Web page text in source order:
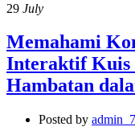
29 July
Memahami
Interaktif Kuis
Hambatan
Posted by admin_7